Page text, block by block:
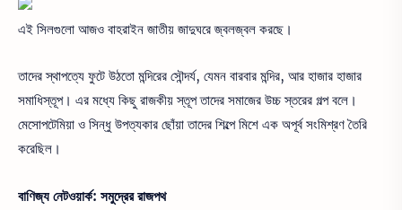
এই সিলগুলো আজও বাহরাইন জাতীয় জাদুঘরে জ্বলজ্বল করছে।
তাদের স্থাপত্যে ফুটে উঠতো মন্দিরের সৌন্দর্য, যেমন বারবার মন্দির, আর হাজার হাজার
সমাধিস্তূপ। এর মধ্যে কিছু রাজকীয় স্তূপ তাদের সমাজের উচ্চ স্তরের গল্প বলে।
মেসোপটেমিয়া ও সিন্ধু উপত্যকার ছোঁয়া তাদের শিল্পে মিশে এক অপূর্ব সংমিশ্রণ তৈরি
করেছিল।
বাণিজ্য নেটওয়ার্ক: সমুদ্রের রাজপথ